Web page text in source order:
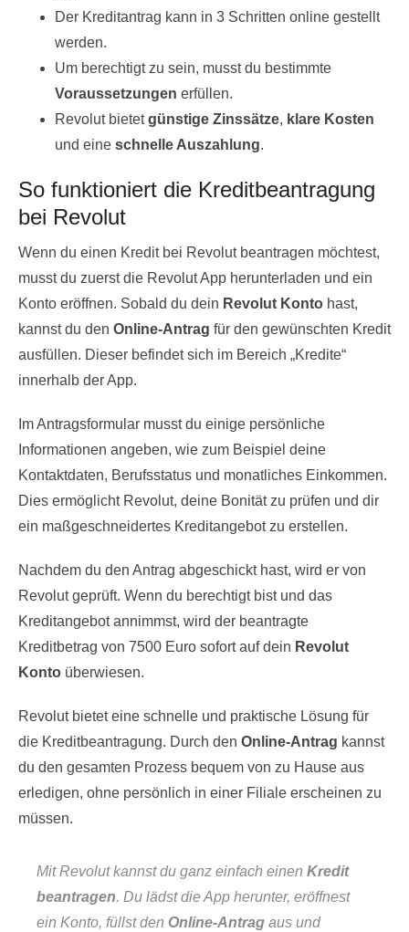
Der Kreditantrag kann in 3 Schritten online gestellt
werden.
Um berechtigt zu sein, musst du bestimmte
Voraussetzungen erfüllen.
Revolut bietetgünstige Zinssätze, klare Kosten
und eine schnelle Auszahlung.
So funktioniert die Kreditbeantragung
bei Revolut
Wenn du einen Kredit bei Revolut beantragen möchtest,
musst du zuerst die Revolut App herunterladen und ein
Konto eröffnen. Sobald du dein Revolut Konto hast,
kannst du den Online-Antrag für den gewünschten Kredit
ausfüllen. Dieser befindet sich im Bereich „Kredite“
innerhalb der App.
Im Antragsformular musst du einige persönliche
Informationen angeben, wie zum Beispiel deine
Kontaktdaten, Berufsstatus und monatliches Einkommen.
Dies ermöglicht Revolut, deine Bonität zu prüfen und dir
ein maßgeschneidertes Kreditangebot zu erstellen.
Nachdem du den Antrag abgeschickt hast, wird er von
Revolut geprüft. Wenn du berechtigt bist und das
Kreditangebot annimmst, wird der beantragte
Kreditbetrag von 7500 Euro sofort auf dein Revolut
Konto überwiesen.
Revolut bietet eine schnelle und praktische Lösung für
die Kreditbeantragung. Durch den Online-Antrag kannst
du den gesamten Prozess bequem von zu Hause aus
erledigen, ohne persönlich in einer Filiale erscheinen zu
müssen.
Mit Revolut kannst du ganz einfach einen Kredit
beantragen. Du lädst die App herunter, eröffnest
ein Konto, füllst den Online-Antrag aus und